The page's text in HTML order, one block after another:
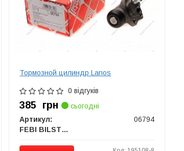
Тормозной цилиндр Lanos
0 відгуків
385 грн
сьогодні
Артикул:
06794
FEBI BILSTEIN